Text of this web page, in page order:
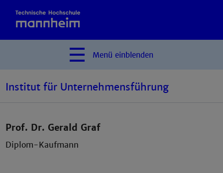
Menü einblenden
Institut für Unternehmensführung
Prof. Dr. Gerald Graf
Diplom-Kaufmann